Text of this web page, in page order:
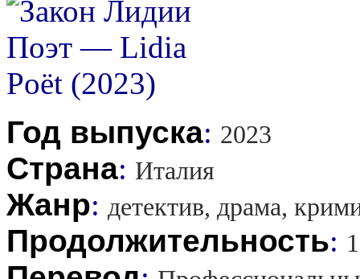
Год выпуска: 2023
Страна: Италия
Жанр: детектив, драма,
Продолжительность: